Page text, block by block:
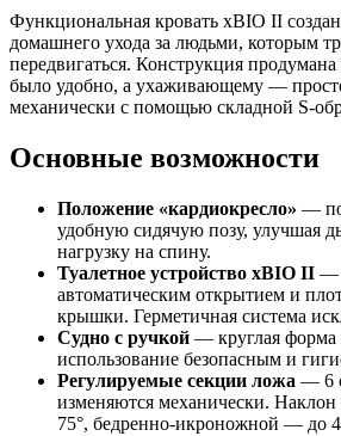
Функциональная кровать xBIO II
домашнего ухода за людьми, которым
передвигаться. Конструкция
было удобно, а ухаживающему —
механически с помощью складной S-
Основные возможности
Положение «кардиокресло» —
удобную сидячую позу, улучшая
нагрузку на спину.
Туалетное устройство xBIO II —
автоматическим открытием и
крышки. Герметичная система
Судно с ручкой — круглая
использование безопасным и
Регулируемые секции ложа — 6
изменяются механически.
75°, бедренно-икроножной — до